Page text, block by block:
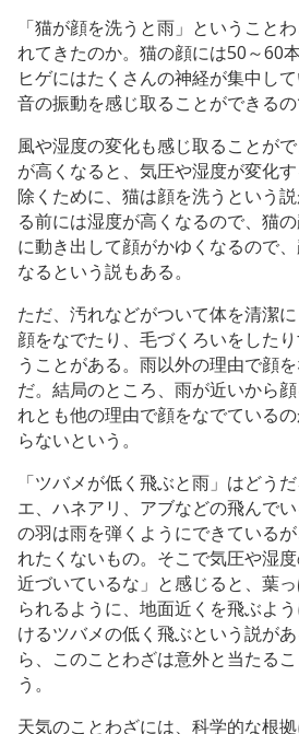
「猫が顔を洗うと雨」ということ
れてきたのか。猫の顔には50～60
ヒゲにはたくさんの神経が集中し
音の振動を感じ取ることができるの
風や湿度の変化も感じ取ることが
が高くなると、気圧や湿度が変化
除くために、猫は顔を洗うという
る前には湿度が高くなるので、猫
に動き出して顔がかゆくなるので
なるという説もある。
ただ、汚れなどがついて体を清潔に
顔をなでたり、毛づくろいをした
うことがある。雨以外の理由で顔
だ。結局のところ、雨が近いから
れとも他の理由で顔をなでている
らないという。
「ツバメが低く飛ぶと雨」はどう
エ、ハネアリ、アブなどの飛んで
の羽は雨を弾くようにできている
れたくないもの。そこで気圧や湿
近づいているな」と感じると、葉
られるように、地面近くを飛ぶよ
けるツバメの低く飛ぶという説が
ら、このことわざは意外と当たる
う。
天気のことわざには、科学的な根